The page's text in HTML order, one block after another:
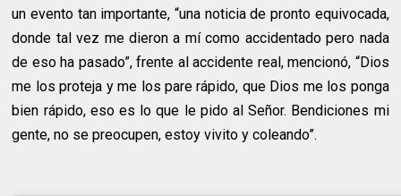
un evento tan importante, “una noticia de pronto equivocada,
donde tal vez me dieron a mí como accidentado pero nada
de eso ha pasado”, frente al accidente real, mencionó, “Dios
me los proteja y me los pare rápido, que Dios me los ponga
bien rápido, eso es lo que le pido al Señor. Bendiciones mi
gente, no se preocupen, estoy vivito y coleando”.